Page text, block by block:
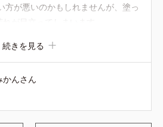
方が悪いのかもしれませんが、塗っ
続きを見る
かんさん